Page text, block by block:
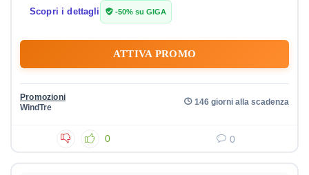
Scopri i dettagli -50% su GIGA
ATTIVA PROMO
Promozioni
WindTre
146 giorni alla scadenza
0 0